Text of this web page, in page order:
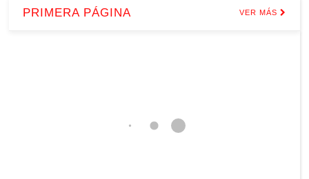
PRIMERA PÁGINA VER MÁS